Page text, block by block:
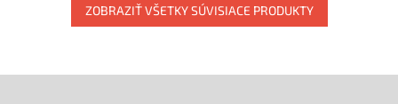
ZOBRAZIŤ VŠETKY SÚVISIACE PRODUKTY